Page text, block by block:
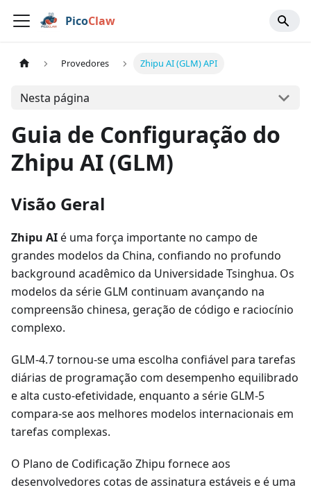
PicoClaw
Provedores Zhipu AI (GLM) API
Nesta página
Guia de Configuração do
Zhipu AI (GLM)
Visão Geral
Zhipu AIé uma força importante no campo de
grandes modelos da China, confiando no profundo
background acadêmico da Universidade Tsinghua. Os
modelos da série GLM continuam avançando na
compreensão chinesa, geração de código e raciocínio
complexo.
GLM-4.7 tornou-se uma escolha confiável para tarefas
diárias de programação com desempenho equilibrado
e alta custo-efetividade, enquanto a série GLM-5
compara-se aos melhores modelos internacionais em
tarefas complexas.
O Plano de Codificação Zhipu fornece aos
desenvolvedores cotas de assinatura estáveis e é uma